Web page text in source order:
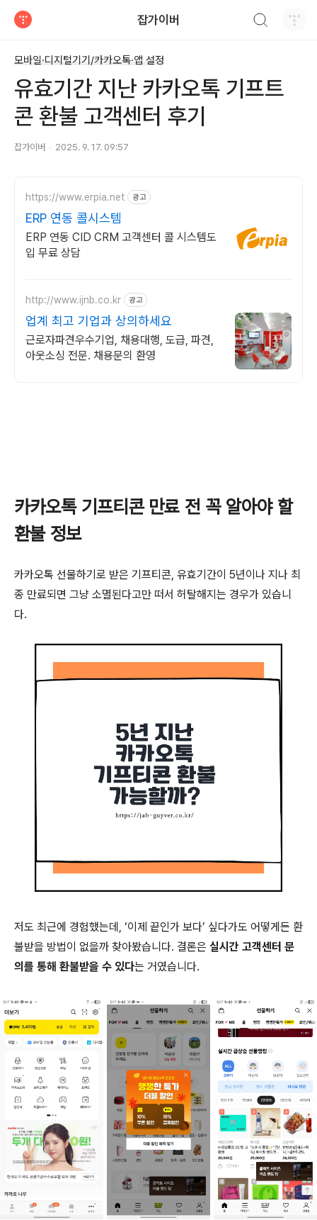
잡가이버
모바일·디지털기기/카카오톡·앱 설정
유효기간 지난 카카오톡 기프트
콘 환불 고객센터 후기
잡가이버 2025. 9. 17. 09:57
https://www.erpia.net 광고
ERP 연동 콜시스템
ERP 연동 CID CRM 고객센터 콜 시스템도
입 무료 상담
http://www.ijnb.co.kr 광고
업계 최고 기업과 상의하세요
근로자파견우수기업, 채용대행, 도급, 파견,
아웃소싱 전문. 채용문의 환영
카카오톡 기프티콘 만료 전 꼭 알아야 할
환불 정보
카카오톡 선물하기로 받은 기프티콘, 유효기간이 5년이나 지나 최
종 만료되면 그냥 소멸된다고만 떠서 허탈해지는 경우가 있습니
다.
저도 최근에 경험했는데, ‘이제 끝인가 보다’ 싶다가도 어떻게든 환
불받을 방법이 없을까 찾아봤습니다. 결론은 실시간 고객센터 문
의를 통해 환불받을 수 있다는 거였습니다.